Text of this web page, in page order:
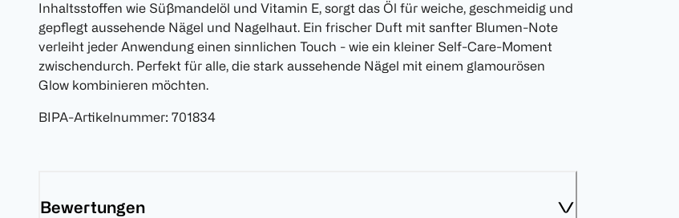
Inhaltsstoffen wie Süßmandelöl und Vitamin E, sorgt das Öl für weiche, geschmeidig und
gepflegt aussehende Nägel und Nagelhaut. Ein frischer Duft mit sanfter Blumen-Note
verleiht jeder Anwendung einen sinnlichen Touch - wie ein kleiner Self-Care-Moment
zwischendurch. Perfekt für alle, die stark aussehende Nägel mit einem glamourösen
Glow kombinieren möchten.
BIPA-Artikelnummer: 701834
Bewertungen